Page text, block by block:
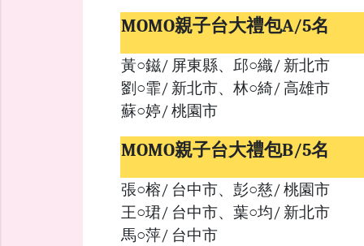
MOMO親子台大禮包A/5名
黃○鎡/ 屏東縣、邱○織/ 新北市
劉○霏/ 新北市、林○綺/ 高雄市
蘇○婷/ 桃園市
MOMO親子台大禮包B/5名
張○榕/ 台中市、彭○慈/ 桃園市
王○珺/ 台中市、葉○均/ 新北市
馬○萍/ 台中市